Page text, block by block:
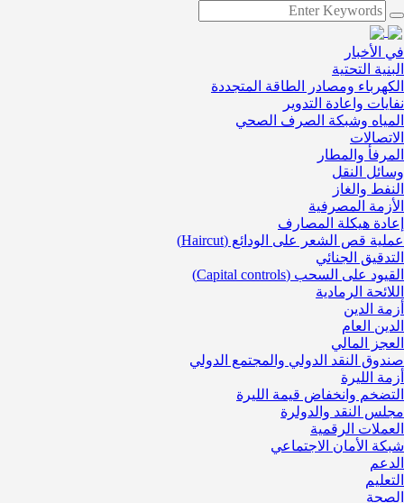
في الأخبار
البنية التحتية
الكهرباء ومصادر الطاقة المتجددة
نفايات واعادة التدوير
المياه وشبكة الصرف الصحي
الاتصالات
المرفأ والمطار
وسائل النقل
النفط والغاز
الأزمة المصرفية
إعادة هيكلة المصارف
عملية قص الشعر على الودائع (Haircut)
التدقيق الجنائي
القيود على السحب (Capital controls)
اللائحة الرمادية
أزمة الدين
الدين العام
العجز المالي
صندوق النقد الدولي والمجتمع الدولي
أزمة الليرة
التضخم وانخفاض قيمة الليرة
مجلس النقد والدولرة
العملات الرقمية
شبكة الأمان الاجتماعي
الدعم
التعليم
الصحة